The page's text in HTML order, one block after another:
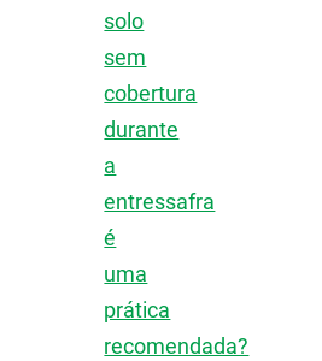
solo
sem
cobertura
durante
a
entressafra
é
uma
prática
recomendada?